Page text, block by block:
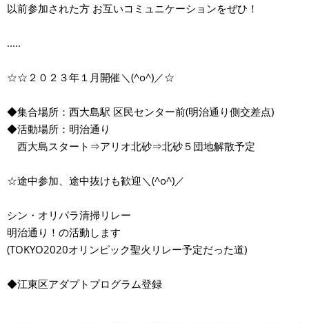
以前参加された方 お互いコミュニケーションをぜひ！
.....
☆☆２０２３年１月開催＼(^o^)／☆
◆集合場所：西大島駅 区民センター前(明治通り側交差点)
◆活動場所：明治通り
西大島スタート⇒アリオ北砂⇒北砂５団地解散予定
☆途中参加、途中抜けも歓迎＼(^o^)／
シン・オリパラ清掃リレー
明治通り！の活動します
(TOKYO2020オリンピック聖火リレー予定だった道)
◆江東区アダプトプログラム登録